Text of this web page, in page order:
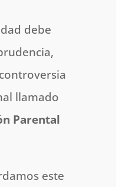
debe
llamado
Parental
este